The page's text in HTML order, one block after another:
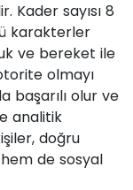
Kader sayısı 8
karakterler
ve bereket ile
olmayı
başarılı olur ve
analitik
doğru
de sosyal